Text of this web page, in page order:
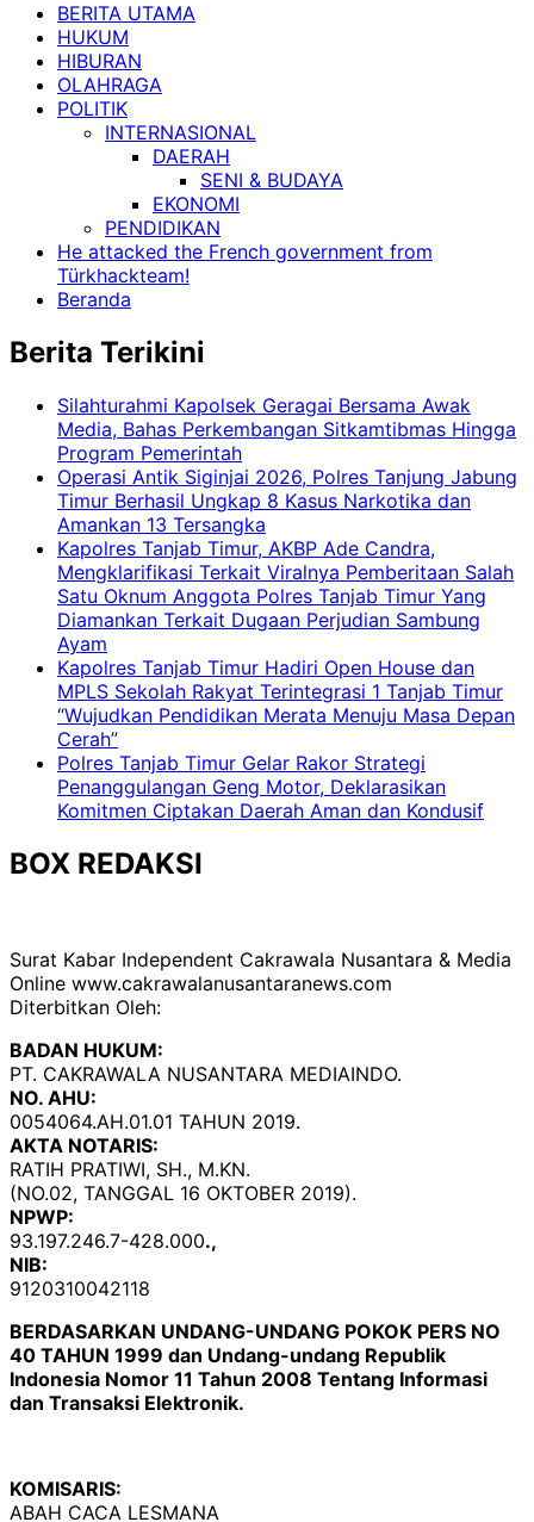
BERITA UTAMA
HUKUM
HIBURAN
OLAHRAGA
POLITIK
INTERNASIONAL
DAERAH
SENI & BUDAYA
EKONOMI
PENDIDIKAN
He attacked the French government from
Türkhackteam!
Beranda
Berita Terikini
Silahturahmi Kapolsek Geragai Bersama Awak
Media, Bahas Perkembangan Sitkamtibmas Hingga
Program Pemerintah
Operasi Antik Siginjai 2026, Polres Tanjung Jabung
Timur Berhasil Ungkap 8 Kasus Narkotika dan
Amankan 13 Tersangka
Kapolres Tanjab Timur, AKBP Ade Candra,
Mengklarifikasi Terkait Viralnya Pemberitaan Salah
Satu Oknum Anggota Polres Tanjab Timur Yang
Diamankan Terkait Dugaan Perjudian Sambung
Ayam
Kapolres Tanjab Timur Hadiri Open House dan
MPLS Sekolah Rakyat Terintegrasi 1 Tanjab Timur
“Wujudkan Pendidikan Merata Menuju Masa Depan
Cerah”
Polres Tanjab Timur Gelar Rakor Strategi
Penanggulangan Geng Motor, Deklarasikan
Komitmen Ciptakan Daerah Aman dan Kondusif
BOX REDAKSI
Surat Kabar Independent Cakrawala Nusantara & Media
Online www.cakrawalanusantaranews.com
Diterbitkan Oleh:
BADAN HUKUM:
PT. CAKRAWALA NUSANTARA MEDIAINDO.
NO. AHU:
0054064.AH.01.01 TAHUN 2019.
AKTA NOTARIS:
RATIH PRATIWI, SH., M.KN.
(NO.02, TANGGAL 16 OKTOBER 2019).
NPWP:
93.197.246.7-428.000.,
NIB:
9120310042118
BERDASARKAN UNDANG-UNDANG POKOK PERS NO
40 TAHUN 1999 dan Undang-undang Republik
Indonesia Nomor 11 Tahun 2008 Tentang Informasi
dan Transaksi Elektronik.
KOMISARIS:
ABAH CACA LESMANA